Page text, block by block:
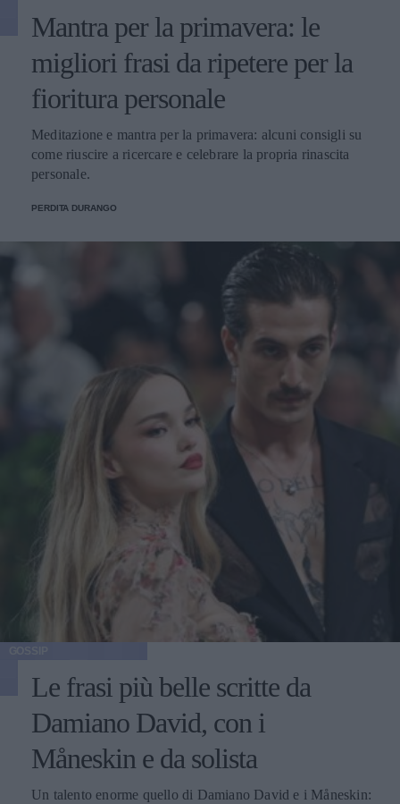
Mantra per la primavera: le
migliori frasi da ripetere per la
fioritura personale
Meditazione e mantra per la primavera: alcuni consigli su
come riuscire a ricercare e celebrare la propria rinascita
personale.
PERDITA DURANGO
Le frasi più belle scritte da
Damiano David, con i
Måneskin e da solista
Un talento enorme quello di Damiano David e i Måneskin: